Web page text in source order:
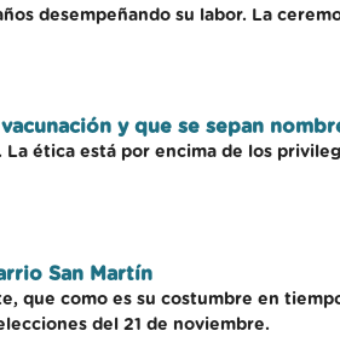
desempeñando su labor. La
y que se sepan
ética está por encima de los
San Martín
que como es su costumbre en
del 21 de noviembre.